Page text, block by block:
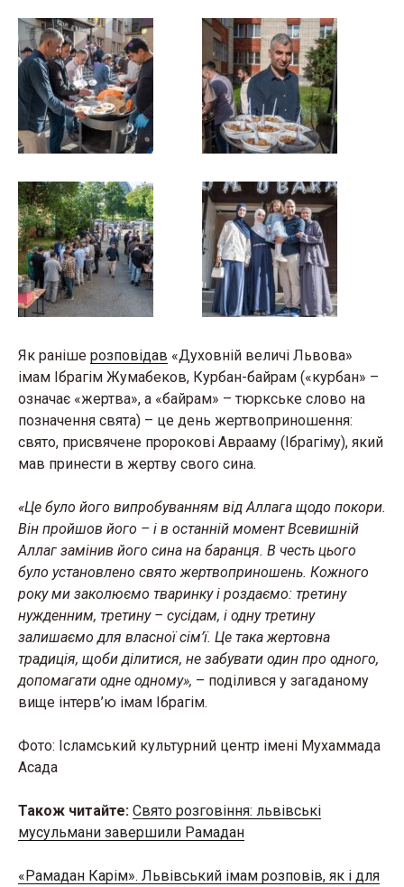
Як раніше розповідав «Духовній величі Львова»
імам Ібрагім Жумабеков, Курбан-байрам («курбан» –
означає «жертва», а «байрам» – тюркське слово на
позначення свята) – це день жертвоприношення:
свято, присвячене пророкові Аврааму (Ібрагіму), який
мав принести в жертву свого сина.
«Це було його випробуванням від Аллага щодо покори.
Він пройшов його – і в останній момент Всевишній
Аллаг замінив його сина на баранця. В честь цього
було установлено свято жертвоприношень. Кожного
року ми заколюємо тваринку і роздаємо: третину
нужденним, третину – сусідам, і одну третину
залишаємо для власної сім’ї. Це така жертовна
традиція, щоби ділитися, не забувати один про одного,
допомагати одне одному», – поділився у загаданому
вище інтерв’ю імам Ібрагім.
Фото: Ісламський культурний центр імені Мухаммада
Асада
Також читайте: Свято розговіння: львівські
мусульмани завершили Рамадан
«Рамадан Карім». Львівський імам розповів, як і для